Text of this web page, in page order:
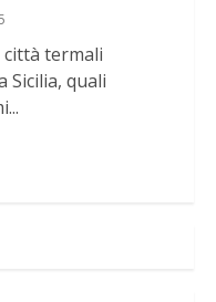
città termali
Sicilia, quali